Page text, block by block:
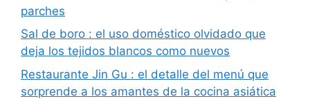
parches
Sal de boro : el uso doméstico olvidado que
deja los tejidos blancos como nuevos
Restaurante Jin Gu : el detalle del menú que
sorprende a los amantes de la cocina asiática